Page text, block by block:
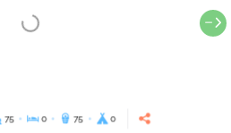
75 0 75 0